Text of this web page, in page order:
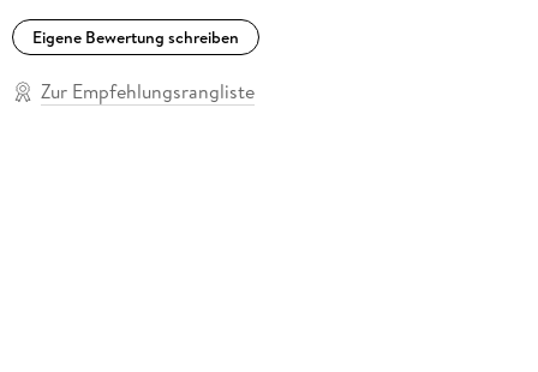
Eigene Bewertung schreiben
Zur Empfehlungsrangliste